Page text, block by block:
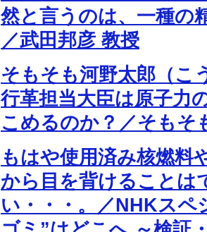
然と言うのは、一種の
／武田邦彦 教授
そもそも河野太郎（こ
行革担当大臣は原子力
こめるのか？／そもそ
もはや使用済み核燃料
から目を背けることは
い・・・。／NHKスペ